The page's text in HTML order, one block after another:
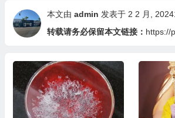
本文由 admin 发表于 2 2 月,
转载请务必保留本文链接： https://